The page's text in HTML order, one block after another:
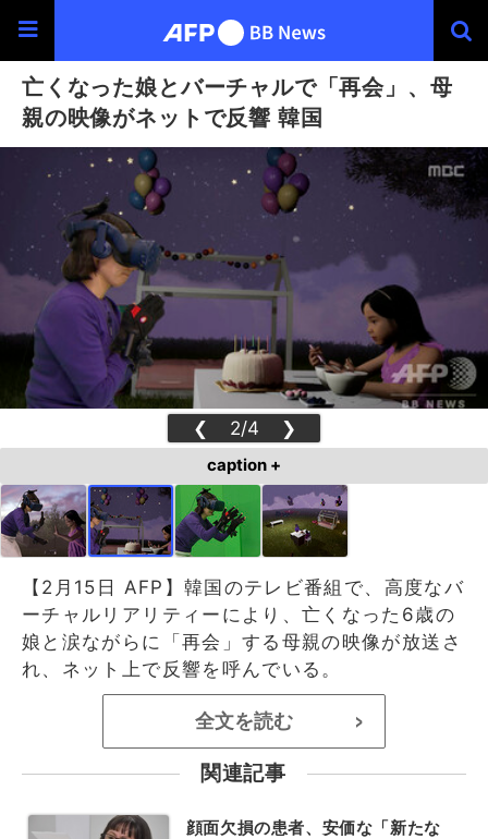
亡くなった娘とバーチャルで「再会」、母
親の映像がネットで反響 韓国
❮ 2/4 ❯
caption +
【2月15日 AFP】韓国のテレビ番組で、高度なバ
ーチャルリアリティーにより、亡くなった6歳の
娘と涙ながらに「再会」する母親の映像が放送さ
れ、ネット上で反響を呼んでいる。
全文を読む >
関連記事
顔面欠損の患者、安価な「新たな